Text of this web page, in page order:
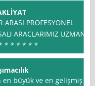
ARASI PROFESYONEL
ARACLARIMIZ UZMAN
* * * * * * *
en büyük ve en gelişmiş